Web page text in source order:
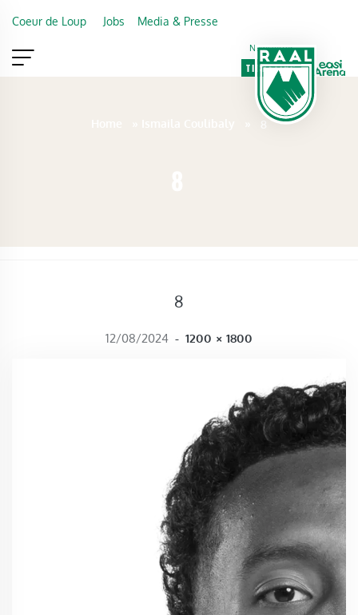
Coeur de Loup Jobs Media & Presse
Newsletter
TICKETING
VIP
FAN SHOP
8
8
12/08/2024 - FULL SIZE
1200 × 1800